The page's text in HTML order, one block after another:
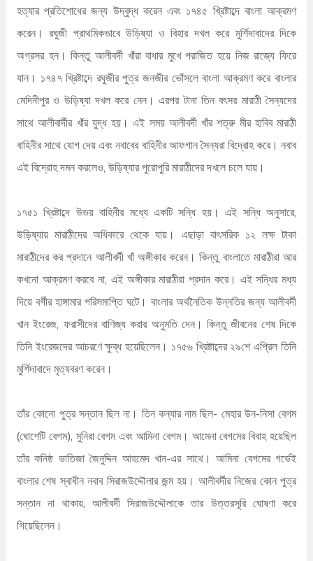
হত্যার প্রতিশোধের জন্য উদ্বুদ্ধ করেন এবং ১৭৪৫ খ্রিষ্টাব্দে বাংলা আক্রমণ
করেন। রঘুজী প্রাথমিকভাবে উড়িষ্যা ও বিহার দখল করে মুর্শিদাবাদের দিকে
অগ্রসর হন। কিন্তু আলীবর্দী খাঁরা বাধার মুখে পরাজিত হয়ে নিজ রাজ্যে ফিরে
যান। ১৭৪৭ খ্রিষ্টাব্দে রঘুজীর পুত্র জনজীর ভোঁসলে বাংলা আক্রমণ করে বাংলার
মেদিনীপুর ও উড়িষ্যা দখল করে নেন। এরপর টানা তিন বৎসর মারাঠী সৈন্যদের
সাথে আলীবার্দীর খাঁর যুদ্ধ হয়। এই সময় আলীবর্দী খাঁর শত্রু মীর হাবিব মারাঠী
বাহিনীর সাথে যোগ দেয় এবং নবাবের বাহিনীর আফগান সৈন্যরা বিদ্রোহ করে। নবাব
এই বিদ্রোহ দমন করলেও, উড়িষ্যার পুরোপুরি মারাঠীদের দখলে চলে যায়।
১৭৫১ খ্রিষ্টাব্দে উভয় বাহিনীর মধ্যে একটি সন্ধি হয়। এই সন্ধি অনুসারে,
উড়িষ্যায় মারাঠীদের অধিকারে থেকে যায়। এছাড়া বাৎসরিক ১২ লক্ষ টাকা
মারাঠীদের কর প্রদানে আলীবর্দী খাঁ অঙ্গীকার করেন। কিন্তু বাংলাতে মারাঠীরা আর
কখনো আক্রমণ করবে না, এই অঙ্গীকার মারাঠীরা প্রদান করে। এই সন্ধির মধ্য
দিয়ে বর্গীর হাঙ্গামার পরিসমাপ্তি ঘটে। বাংলার অর্থনৈতিক উন্নতির জন্য আলীবর্দী
খান ইংরেজ, ফরাসীদের বাণিজ্য করার অনুমতি দেন। কিন্তু জীবনের শেষ দিকে
তিনি ইংরেজদের আচরণে ক্ষুব্ধ হয়েছিলেন। ১৭৫৬ খ্রিষ্টাব্দের ২৯শে এপ্রিল তিনি
মুর্শিদাবাদে মৃত্যবরণ করেন।
তাঁর কোনো পুত্র সন্তান ছিল না। তিন কন্যার নাম ছিল- মেহার উন-নিসা বেগম
(ঘোশেটি বেগম), মুনিরা বেগম এবং আমিনা বেগম। আমেনা বেগমের বিবাহ হয়েছিল
তাঁর কনিষ্ঠ ভাতিজা জৈনুদ্দিন আহমেদ খান-এর সাথে। আমিনা বেগমের গর্ভেই
বাংলার শেষ স্বাধীন নবাব সিরাজউদ্দৌলার জন্ম হয়। আলীবর্দীর নিজের কোন পুত্র
সন্তান না থাকায়, আলীবর্দী সিরাজউদ্দৌলাকে তার উত্তরসূরি ঘোষণা করে
গিয়েছিলেন।